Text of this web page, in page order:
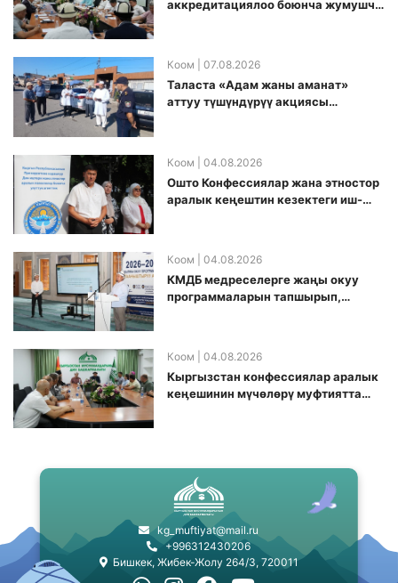
аккредитациялоо боюнча жумушчу
Коом | 07.08.2026
Таласта «Адам жаны аманат»
аттуу түшүндүрүү акциясы
Коом | 04.08.2026
Ошто Конфессиялар жана этностор
аралык кеңештин кезектеги иш-
Коом | 04.08.2026
КМДБ медреселерге жаңы окуу
программаларын тапшырып,
Коом | 04.08.2026
Кыргызстан конфессиялар аралык
кеӊешинин мүчөлөрү муфтиятта
kg_muftiyat@mail.ru
+996312430206
Бишкек, Жибек-Жолу 264/3, 720011